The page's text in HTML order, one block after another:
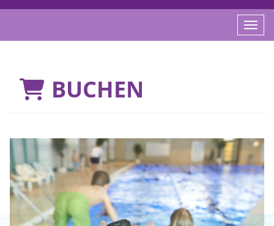
BUCHEN